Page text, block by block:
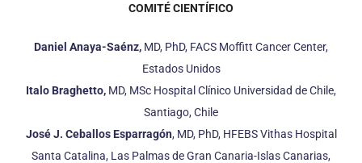
COMITÉ CIENTÍFICO
Daniel Anaya-Saénz, MD, PhD, FACS Moffitt Cancer Center,
Estados Unidos
Italo Braghetto, MD, MSc Hospital Clínico Universidad de Chile,
Santiago, Chile
José J. Ceballos Esparragón, MD, PhD, HFEBS Vithas Hospital
Santa Catalina, Las Palmas de Gran Canaria-Islas Canarias,